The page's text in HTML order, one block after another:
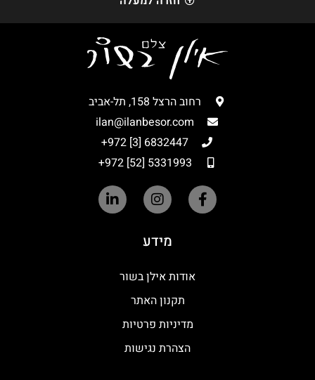
רחוב הרצל 158, תל-אביב
ilan@ilanbesor.com
6832447 [3] 972+
5331993 [52] 972+
מידע
אודות אילן בשור
תקנון האתר
מדיניות פרטיות
הצהרת נגישות